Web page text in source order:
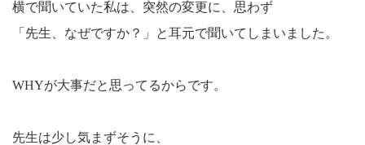
横で聞いていた私は、突然の変更に、思わず
「先生、なぜですか？」と耳元で聞いてしまいました。
WHYが大事だと思ってるからです。
先生は少し気まずそうに、